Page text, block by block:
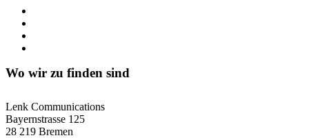
Wo wir zu finden sind
Lenk Communications
Bayernstrasse 125
28 219 Bremen